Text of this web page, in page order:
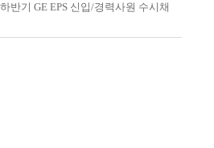
반기 GE EPS 신입/경력사원 수시채